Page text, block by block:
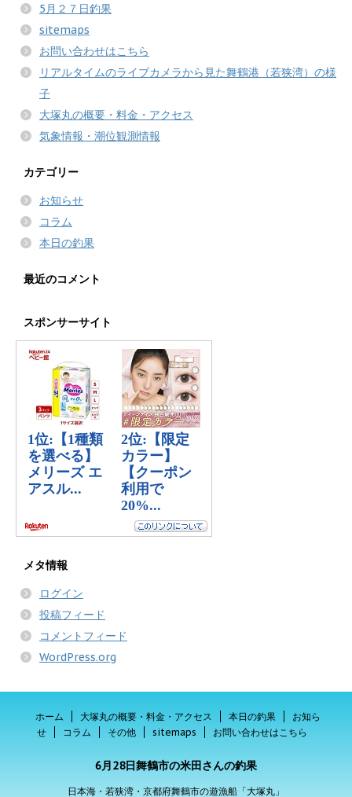
5月２７日釣果
sitemaps
お問い合わせはこちら
リアルタイムのライブカメラから見た舞鶴港（若狭湾）の様
子
大塚丸の概要・料金・アクセス
気象情報・潮位観測情報
カテゴリー
お知らせ
コラム
本日の釣果
最近のコメント
スポンサーサイト
メタ情報
ログイン
投稿フィード
コメントフィード
WordPress.org
ホーム 大塚丸の概要・料金・アクセス 本日の釣果
お知ら
せ
コラム その他 sitemaps お問い合わせはこちら
6月28日舞鶴市の米田さんの釣果
日本海・若狭湾・京都府舞鶴市の遊漁船「大塚丸」